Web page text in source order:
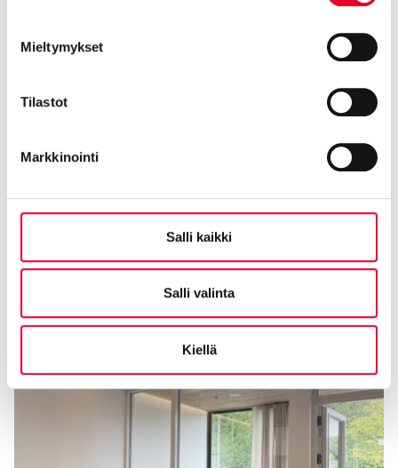
Mieltymykset
Tilastot
Markkinointi
Salli kaikki
Salli valinta
Kiellä